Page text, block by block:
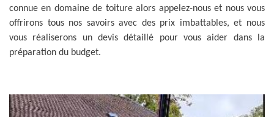
connue en domaine de toiture alors appelez-nous et nous vous
offrirons tous nos savoirs avec des prix imbattables, et nous
vous réaliserons un devis détaillé pour vous aider dans la
préparation du budget.